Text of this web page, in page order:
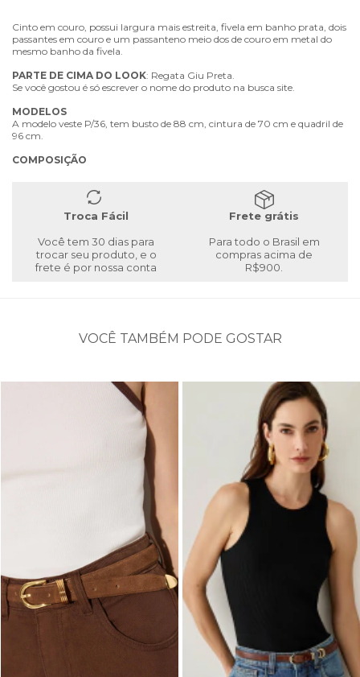
Cinto em couro, possui largura mais estreita, fivela em banho prata, dois
passantes em couro e um passanteno meio dos de couro em metal do
mesmo banho da fivela.
PARTE DE CIMA DO LOOK: Regata Giu Preta.
Se você gostou é só escrever o nome do produto na busca site.
MODELOS
A modelo veste P/36, tem busto de 88 cm, cintura de 70 cm e quadril de
96 cm.
COMPOSIÇÃO
Troca Fácil
Você tem 30 dias para
trocar seu produto, e o
frete é por nossa conta
Frete grátis
Para todo o Brasil em
compras acima de
R$900.
VOCÊ TAMBÉM PODE GOSTAR